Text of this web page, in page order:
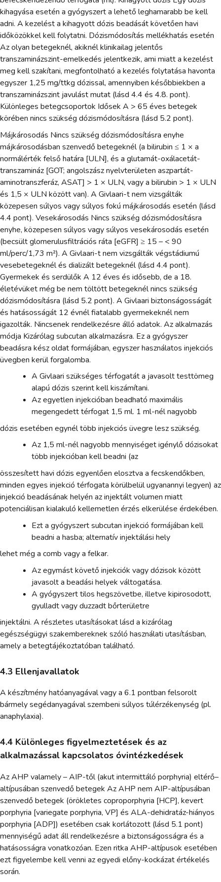
kihagyása esetén a gyógyszert a lehető leghamarabb be kell
adni. A kezelést a kihagyott dózis beadását követően havi
időközökkel kell folytatni. Dózismódosítás mellékhatás esetén
Az olyan betegeknél, akiknél klinikailag jelentős
transzaminázszint-emelkedés jelentkezik, ami miatt a kezelést
meg kell szakítani, megfontolható a kezelés folytatása havonta
egyszer 1,25 mg/ttkg dózissal, amennyiben későbbiekben a
transzaminázszint javulást mutat (lásd 4.4 és 4.8. pont).
Különleges betegcsoportok Idősek A > 65 éves betegek
körében nincs szükség dózismódosításra (lásd 5.2 pont).
Májkárosodás Nincs szükség dózismódosításra enyhe
májkárosodásban szenvedő betegeknél (a bilirubin ≤ 1 × a
normálérték felső határa [ULN], és a glutamát-oxálacetát-
transzamináz [GOT; angolszász nyelvterületen aszpartát-
aminotranszferáz, ASAT] > 1 × ULN, vagy a bilirubin > 1 × ULN
és 1,5 × ULN között van). A Givlaari-t nem vizsgálták
közepesen súlyos vagy súlyos fokú májkárosodás esetén (lásd
4.4 pont). Vesekárosodás Nincs szükség dózismódosításra
enyhe, közepesen súlyos vagy súlyos vesekárosodás esetén
(becsült glomerulusfiltrációs ráta [eGFR] ≥ 15 – < 90
ml/perc/1,73 m²). A Givlaari-t nem vizsgálták végstádiumú
vesebetegeknél és dializált betegeknél (lásd 4.4 pont).
Gyermekek és serdülők A 12 éves és idősebb, de a 18.
életévüket még be nem töltött betegeknél nincs szükség
dózismódosításra (lásd 5.2 pont). A Givlaari biztonságosságát
és hatásosságát 12 évnél fiatalabb gyermekeknél nem
igazolták. Nincsenek rendelkezésre álló adatok. Az alkalmazás
módja Kizárólag subcutan alkalmazásra. Ez a gyógyszer
beadásra kész oldat formájában, egyszer használatos injekciós
üvegben kerül forgalomba.
A Givlaari szükséges térfogatát a javasolt testtömeg
alapú dózis szerint kell kiszámítani.
Az egyetlen injekcióban beadható maximális
megengedett térfogat 1,5 ml. 1 ml-nél nagyobb
dózis esetében egynél több injekciós üvegre lesz szükség.
Az 1,5 ml-nél nagyobb mennyiséget igénylő dózisokat
több injekcióban kell beadni (az
összesített havi dózis egyenlően elosztva a fecskendőkben,
minden egyes injekció térfogata körülbelül ugyanannyi legyen) az
injekció beadásának helyén az injektált volumen miatt
potenciálisan kialakuló kellemetlen érzés elkerülése érdekében.
Ezt a gyógyszert subcutan injekció formájában kell
beadni a hasba; alternatív injektálási hely
lehet még a comb vagy a felkar.
Az egymást követő injekciók vagy dózisok között
javasolt a beadási helyek váltogatása.
A gyógyszert tilos hegszövetbe, illetve kipirosodott,
gyulladt vagy duzzadt bőrterületre
injektálni. A részletes utasításokat lásd a kizárólag
egészségügyi szakembereknek szóló használati utasításban,
amely a betegtájékoztatóban található.
4.3 Ellenjavallatok
A készítmény hatóanyagával vagy a 6.1 pontban felsorolt
bármely segédanyagával szembeni súlyos túlérzékenység (pl.
anaphylaxia).
4.4 Különleges figyelmeztetések és az
alkalmazással kapcsolatos óvintézkedések
Az AHP valamely – AIP-től (akut intermittáló porphyria) eltérő–
altípusában szenvedő betegek Az AHP nem AIP-altípusában
szenvedő betegek (örökletes coproporphyria [HCP], kevert
porphyria [variegate porphyria, VP] és ALA-dehidratáz-hiányos
porphyria [ADP]) esetében csak korlátozott (lásd 5.1 pont)
mennyiségű adat áll rendelkezésre a biztonságosságra és a
hatásosságra vonatkozóan. Ezen ritka AHP-altípusok esetében
ezt figyelembe kell venni az egyedi előny-kockázat értékelés
során.